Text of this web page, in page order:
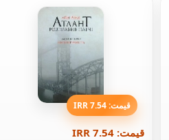
قیمت: 7.54 IRR
قیمت: 7.54 IRR